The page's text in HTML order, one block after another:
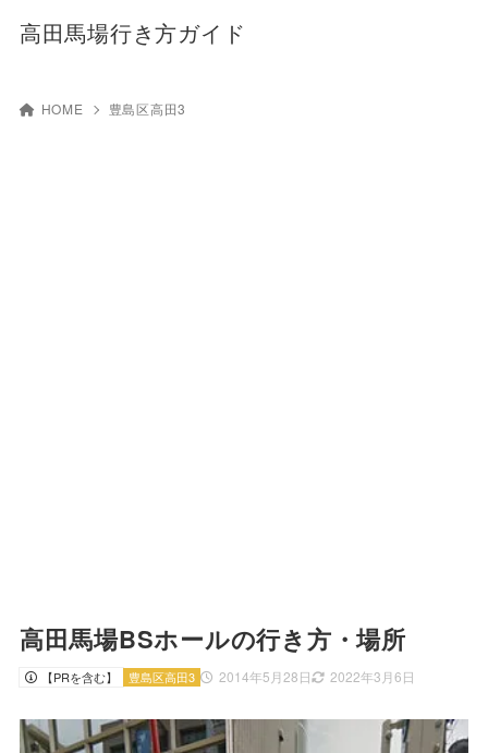
高田馬場行き方ガイド
HOME 豊島区高田3
高田馬場BSホールの行き方・場所
【PRを含む】 2014年5月28日 2022年3月6日
豊島区高田3